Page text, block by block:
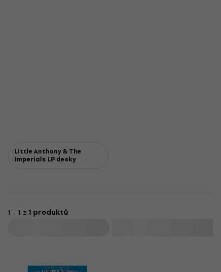
Little Anthony & The
Imperials LP desky
1 - 1 z 1 produktů